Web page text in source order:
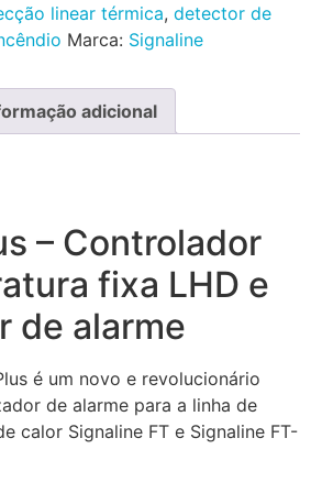
linear térmica, detector de
Marca: Signaline
adicional
– Controlador
fixa LHD e
de alarme
é um novo e revolucionário
de alarme para a linha de
calor Signaline FT e Signaline FT-